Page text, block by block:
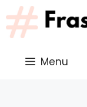
Saltar
al
contenido
Menu